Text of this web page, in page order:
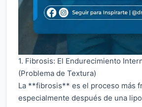
1. Fibrosis: El Endurecimiento
(Problema de Textura)
La **fibrosis** es el proceso más
especialmente después de una